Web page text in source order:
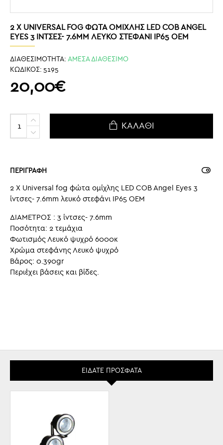
2 Χ UNIVERSAL FOG ΦΏΤΑ ΟΜΊΧΛΗΣ LED COB ANGEL
EYES 3 ΊΝΤΣΕΣ- 7.6MM ΛΕΥΚΌ ΣΤΕΦΆΝΙ IP65 OEM
ΔΙΑΘΕΣΙΜΟΤΗΤΑ: ΑΜΕΣΑ ΔΙΑΘΕΣΙΜΟ
ΚΩΔΙΚΟΣ: 5195
20,00€
ΚΑΛΆΘΙ
ΠΕΡΙΓΡΑΦΗ
2 Χ Universal fog φώτα ομίχλης LED COB Angel Eyes 3
ίντσες- 7.6mm λευκό στεφάνι IP65 OEM
ΔΙΑΜΕΤΡΟΣ : 3 ίντσες- 7.6mm
Ποσότητα: 2 τεμάχια
Φωτισμός Λευκό ψυχρό 6000κ
Χρώμα στεφάνης Λευκό ψυχρό
Βάρος: 0.390gr
Περιέχει βάσεις και βίδες.
ΕΊΔΑΤΕ ΠΡΌΣΦΑΤΑ